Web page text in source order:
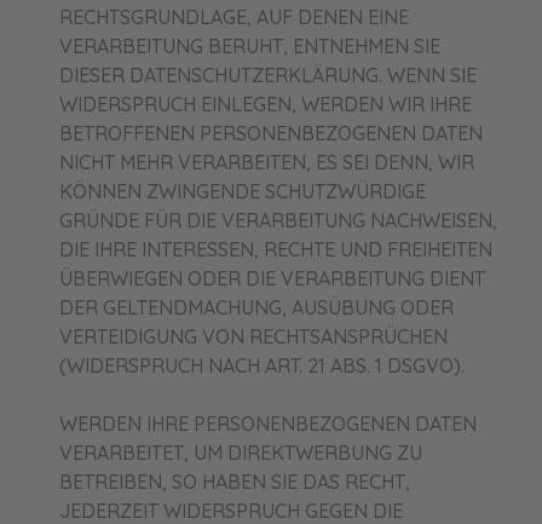
RECHTSGRUNDLAGE, AUF DENEN EINE
VERARBEITUNG BERUHT, ENTNEHMEN SIE
DIESER DATENSCHUTZERKLÄRUNG. WENN SIE
WIDERSPRUCH EINLEGEN, WERDEN WIR IHRE
BETROFFENEN PERSONENBEZOGENEN DATEN
NICHT MEHR VERARBEITEN, ES SEI DENN, WIR
KÖNNEN ZWINGENDE SCHUTZWÜRDIGE
GRÜNDE FÜR DIE VERARBEITUNG NACHWEISEN,
DIE IHRE INTERESSEN, RECHTE UND FREIHEITEN
ÜBERWIEGEN ODER DIE VERARBEITUNG DIENT
DER GELTENDMACHUNG, AUSÜBUNG ODER
VERTEIDIGUNG VON RECHTSANSPRÜCHEN
(WIDERSPRUCH NACH ART. 21 ABS. 1 DSGVO).
WERDEN IHRE PERSONENBEZOGENEN DATEN
VERARBEITET, UM DIREKTWERBUNG ZU
BETREIBEN, SO HABEN SIE DAS RECHT,
JEDERZEIT WIDERSPRUCH GEGEN DIE